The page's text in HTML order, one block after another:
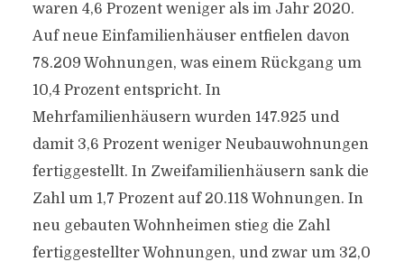
waren 4,6 Prozent weniger als im Jahr 2020.
Auf neue Einfamilienhäuser entfielen davon
78.209 Wohnungen, was einem Rückgang um
10,4 Prozent entspricht. In
Mehrfamilienhäusern wurden 147.925 und
damit 3,6 Prozent weniger Neubauwohnungen
fertiggestellt. In Zweifamilienhäusern sank die
Zahl um 1,7 Prozent auf 20.118 Wohnungen. In
neu gebauten Wohnheimen stieg die Zahl
fertiggestellter Wohnungen, und zwar um 32,0